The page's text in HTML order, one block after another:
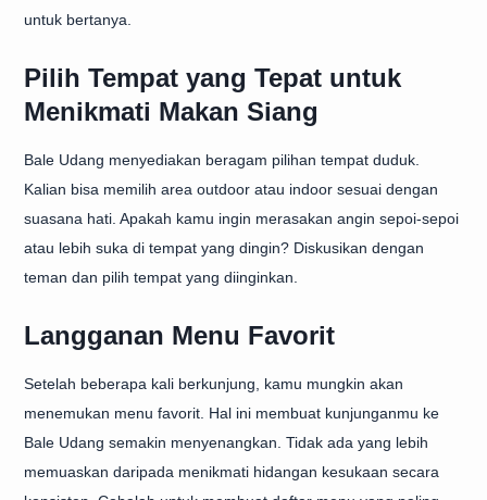
untuk bertanya.
Pilih Tempat yang Tepat untuk
Menikmati Makan Siang
Bale Udang menyediakan beragam pilihan tempat duduk.
Kalian bisa memilih area outdoor atau indoor sesuai dengan
suasana hati. Apakah kamu ingin merasakan angin sepoi-sepoi
atau lebih suka di tempat yang dingin? Diskusikan dengan
teman dan pilih tempat yang diinginkan.
Langganan Menu Favorit
Setelah beberapa kali berkunjung, kamu mungkin akan
menemukan menu favorit. Hal ini membuat kunjunganmu ke
Bale Udang semakin menyenangkan. Tidak ada yang lebih
memuaskan daripada menikmati hidangan kesukaan secara